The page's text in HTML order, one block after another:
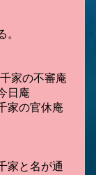
家の不審庵
日庵
家の官休庵
家と名が通